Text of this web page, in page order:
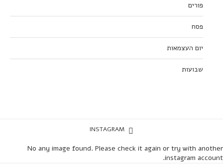
פורים
פסח
יום העצמאות
שבועות
INSTAGRAM
No any image found. Please check it again or try with another
instagram account.